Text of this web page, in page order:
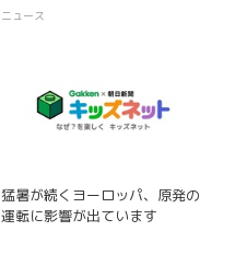
ニュース
猛暑が続くヨーロッパ、原発の
運転に影響が出ています